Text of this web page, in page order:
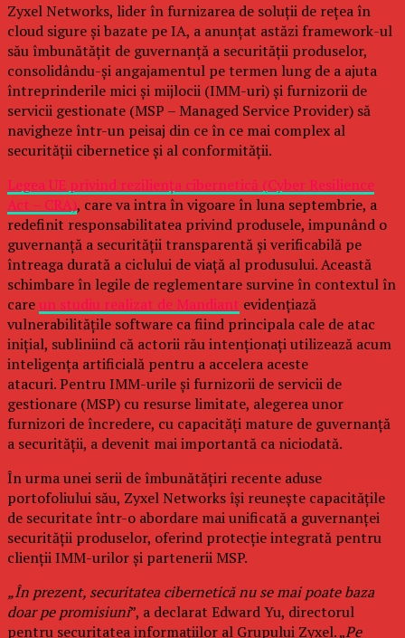
Zyxel Networks, lider în furnizarea de soluții de rețea în
cloud sigure și bazate pe IA, a anunțat astăzi framework-ul
său îmbunătățit de guvernanță a securității produselor,
consolidându-și angajamentul pe termen lung de a ajuta
întreprinderile mici și mijlocii (IMM-uri) și furnizorii de
servicii gestionate (MSP – Managed Service Provider) să
navigheze într-un peisaj din ce în ce mai complex al
securității cibernetice și al conformității.
Legea UE privind reziliența cibernetică (Cyber Resilience
Act – CRA), care va intra în vigoare în luna septembrie, a
redefinit responsabilitatea privind produsele, impunând o
guvernanță a securității transparentă și verificabilă pe
întreaga durată a ciclului de viață al produsului. Această
schimbare în legile de reglementare survine în contextul în
careun studiu realizat de Mandiant evidențiază
vulnerabilitățile software ca fiind principala cale de atac
inițial, subliniind că actorii rău intenționați utilizează acum
inteligența artificială pentru a accelera aceste
atacuri. Pentru IMM-urile și furnizorii de servicii de
gestionare (MSP) cu resurse limitate, alegerea unor
furnizori de încredere, cu capacități mature de guvernanță
a securității, a devenit mai importantă ca niciodată.
În urma unei serii de îmbunătățiri recente aduse
portofoliului său, Zyxel Networks își reunește capacitățile
de securitate într-o abordare mai unificată a guvernanței
securității produselor, oferind protecție integrată pentru
clienții IMM-urilor și partenerii MSP.
„În prezent, securitatea cibernetică nu se mai poate baza
doar pe promisiuni”, a declarat Edward Yu, directorul
pentru securitatea informațiilor al Grupului Zyxel. „Pe